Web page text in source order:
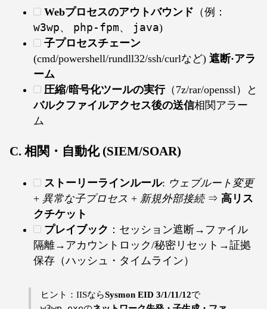
Webプロセスのアウトバウンド （例：
w3wp、 php-fpm、 java)
子プロセスチェーン
(cmd/powershell/rundll32/ssh/curlなど) 遮断·アラ
ーム
圧縮/暗号化ツールの実行（7z/rar/openssl）と
バルクファイルアクセス後の送信相関アラー
ム
C. 相関・自動化 (SIEM/SOAR)
ストーリーラインルール: ウェブルート変更
+ 異常な子プロセス + 新規外部接続⇒ 高リス
クチケット
プレイブック ：セッション遮断→ファイル
隔離→アカウントロック/秘密リセット→証拠
保存（ハッシュ・タイムライン）
ヒント：IISならSysmon EID 3/1/11/12で